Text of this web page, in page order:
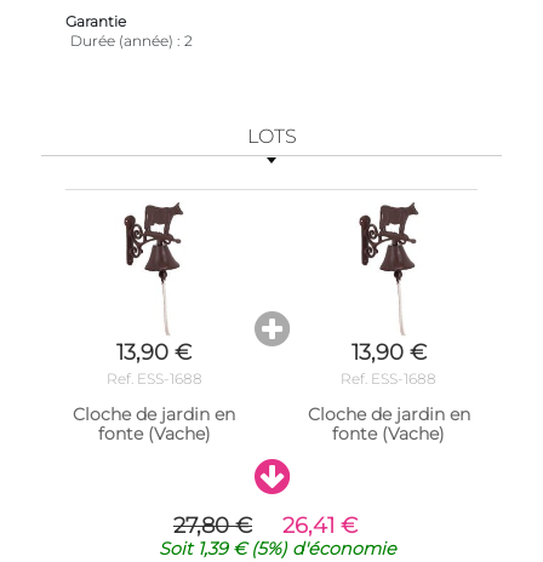
Garantie
Durée (année)
2
LOTS
13,90 €
Ref. ESS-1688
Cloche de jardin en
fonte (Vache)
13,90 €
Ref. ESS-1688
Cloche de jardin en
fonte (Vache)
27,80 € 26,41 €
Soit 1,39 €(5%) d'économie